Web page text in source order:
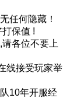
任何隐藏！
保值 !
各位不要上
线接受玩家举
10年开服经